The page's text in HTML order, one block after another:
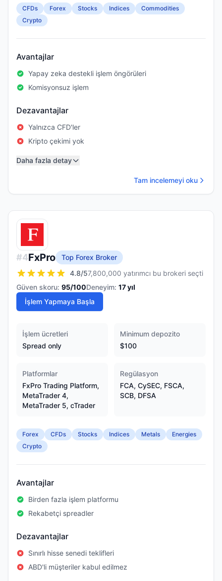
CFDs Forex Stocks Indices
Commodities
Crypto
Avantajlar
Yapay zeka destekli işlem öngörüleri
Komisyonsuz işlem
Dezavantajlar
Yalnızca CFD'ler
Kripto çekimi yok
Daha fazla detay
Tam incelemeyi oku
#4FxPro
Top Forex Broker
4.8/57,800,000 yatırımcı bu brokeri seçti
Güven skoru: 95/100Deneyim: 17yıl
İşlem Yapmaya Başla
İşlem ücretleri
Spread only
Minimum depozito
$100
Platformlar
FxPro Trading Platform,
MetaTrader 4,
MetaTrader 5, cTrader
Regülasyon
FCA, CySEC, FSCA,
SCB, DFSA
Forex CFDs Stocks Indices Metals
Energies
Crypto
Avantajlar
Birden fazla işlem platformu
Rekabetçi spreadler
Dezavantajlar
Sınırlı hisse senedi teklifleri
ABD'li müşteriler kabul edilmez